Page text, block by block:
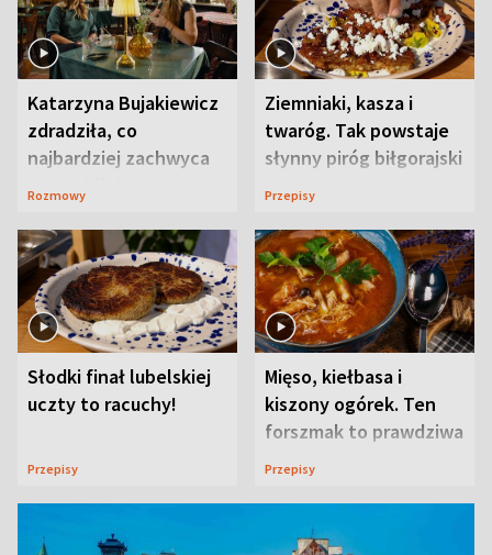
Katarzyna Bujakiewicz
zdradziła, co
najbardziej zachwyca
ją w Lublinie
Rozmowy
Ziemniaki, kasza i
twaróg. Tak powstaje
słynny piróg biłgorajski
Przepisy
Słodki finał lubelskiej
uczty to racuchy!
Przepisy
Mięso, kiełbasa i
kiszony ogórek. Ten
forszmak to prawdziwa
uczta
Przepisy